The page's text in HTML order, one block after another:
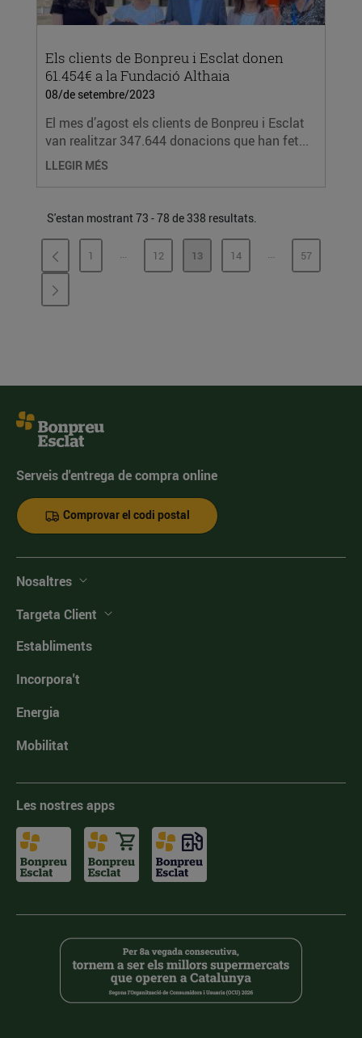
Els clients de Bonpreu i Esclat donen
61.454€ a la Fundació Althaia
08/de setembre/2023
El mes d’agost els clients de Bonpreu i Esclat
van realitzar 347.644 donacions que han fet...
LLEGIR MÉS
S'estan mostrant 73 - 78 de 338 resultats.
PÀGINA
1 ...PÀGINES INTERMÈDIES
PÀGINA
12 PÀGINA
13 PÀGINA
14 ...PÀGINESPÀGINA
57
Serveis d'entrega de compra online
Comprovar el codi postal
Nosaltres
Targeta Client
Establiments
Incorpora't
Energia
Mobilitat
Les nostres apps